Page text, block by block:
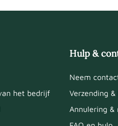
het bedrijf
Hulp &
Neem
Verzending &
Annulering &